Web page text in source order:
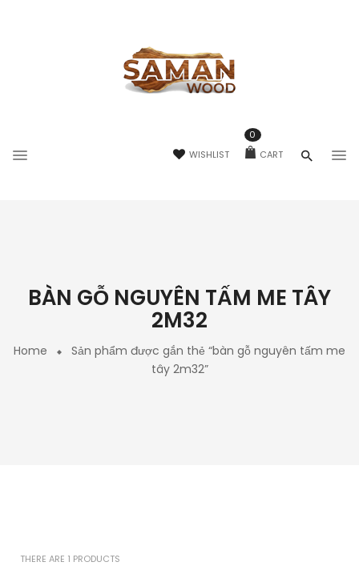
WISHLIST CART
0
BÀN GỖ NGUYÊN TẤM ME TÂY
2M32
Home
Sản phẩm được gắn thẻ “bàn gỗ nguyên tấm me
tây 2m32”
THERE ARE 1 PRODUCTS